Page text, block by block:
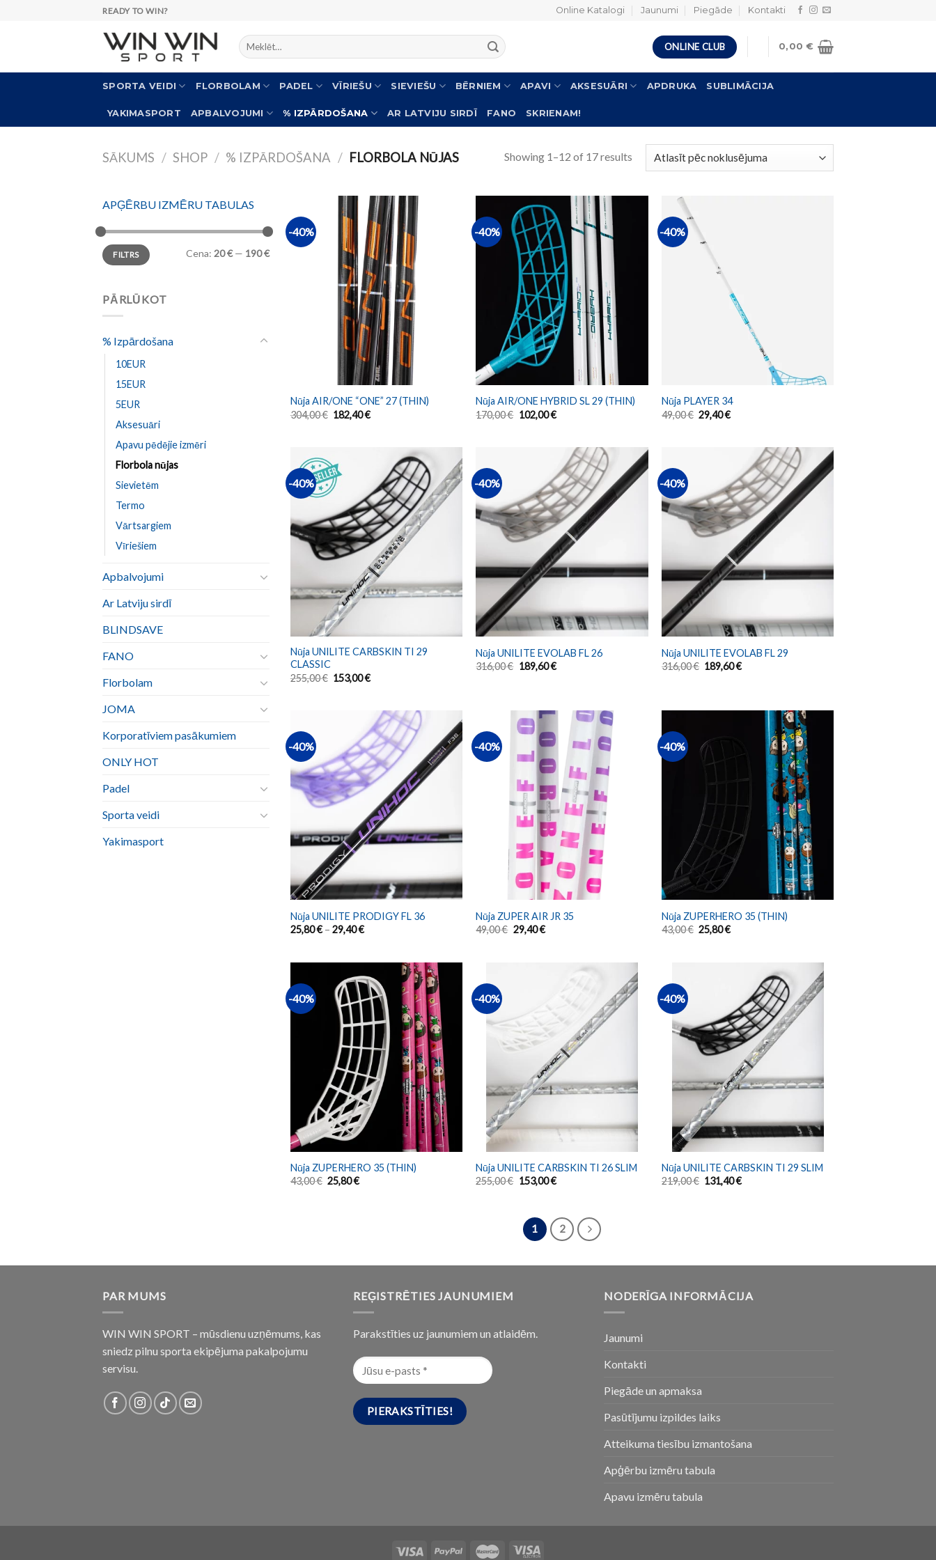
READY TO WIN? Online Katalogi Jaunumi Piegāde Kontakti
Meklēt: ONLINE CLUB 0,00€
SPORTA VEIDI FLORBOLAM PADEL VĪRIEŠU SIEVIEŠU BĒRNIEM APAVI AKSESUĀRI APDRUKA SUBLIMĀCIJA
YAKIMASPORT APBALVOJUMI % IZPĀRDOŠANA AR LATVIJU SIRDĪ FANO SKRIENAM!
SĀKUMS / SHOP / % IZPĀRDOŠANA / FLORBOLA NŪJAS Showing 1–12 of 17 results
APĢĒRBU IZMĒRU TABULAS
FILTRS Cena: 20 €— 190 €
PĀRLŪKOT
% Izpārdošana
10EUR
15EUR
5EUR
Aksesuāri
Apavu pēdējie izmēri
Florbola nūjas
Sievietēm
Termo
Vārtsargiem
Vīriešiem
Apbalvojumi
Ar Latviju sirdī
BLINDSAVE
FANO
Florbolam
JOMA
Korporatīviem pasākumiem
ONLY HOT
Padel
Sporta veidi
Yakimasport
-40%
Nūja AIR/ONE “ONE” 27 (THIN)
304,00€ 182,40€
-40%
Nūja AIR/ONE HYBRID SL 29 (THIN)
170,00€ 102,00€
-40%
Nūja PLAYER 34
49,00€ 29,40€
-40%
Nūja UNILITE CARBSKIN TI 29
CLASSIC
255,00€ 153,00€
-40%
Nūja UNILITE EVOLAB FL 26
316,00€ 189,60€
-40%
Nūja UNILITE EVOLAB FL 29
316,00€ 189,60€
-40%
Nūja UNILITE PRODIGY FL 36
25,80€– 29,40€
-40%
Nūja ZUPER AIR JR 35
49,00€ 29,40€
-40%
Nūja ZUPERHERO 35 (THIN)
43,00€ 25,80€
-40%
Nūja ZUPERHERO 35 (THIN)
43,00€ 25,80€
-40%
Nūja UNILITE CARBSKIN TI 26 SLIM
255,00€ 153,00€
-40%
Nūja UNILITE CARBSKIN TI 29 SLIM
219,00€ 131,40€
1 2
PAR MUMS
WIN WIN SPORT – mūsdienu uzņēmums, kas
sniedz pilnu sporta ekipējuma pakalpojumu
servisu.
REĢISTRĒTIES JAUNUMIEM
Parakstīties uz jaunumiem un atlaidēm.
NODERĪGA INFORMĀCIJA
Jaunumi
Kontakti
Piegāde un apmaksa
Pasūtījumu izpildes laiks
Atteikuma tiesību izmantošana
Apģērbu izmēru tabula
Apavu izmēru tabula